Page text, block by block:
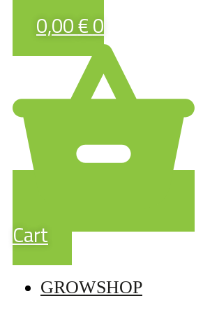
0,00€0
Cart
GROWSHOP